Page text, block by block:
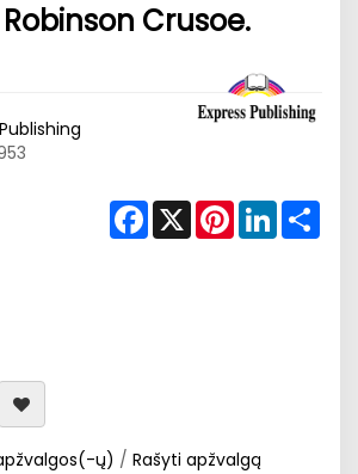
Crusoe.
Facebook
X PinterestLinkedIn
ų) / Rašyti apžvalgą